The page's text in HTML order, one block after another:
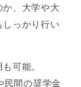
、大学や大
っかり行い
可能。
民間の奨学金